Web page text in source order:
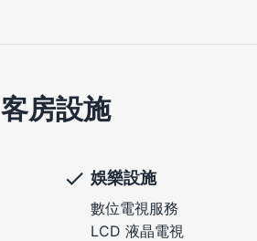
客房設施
娛樂設施
數位電視服務
LCD 液晶電視